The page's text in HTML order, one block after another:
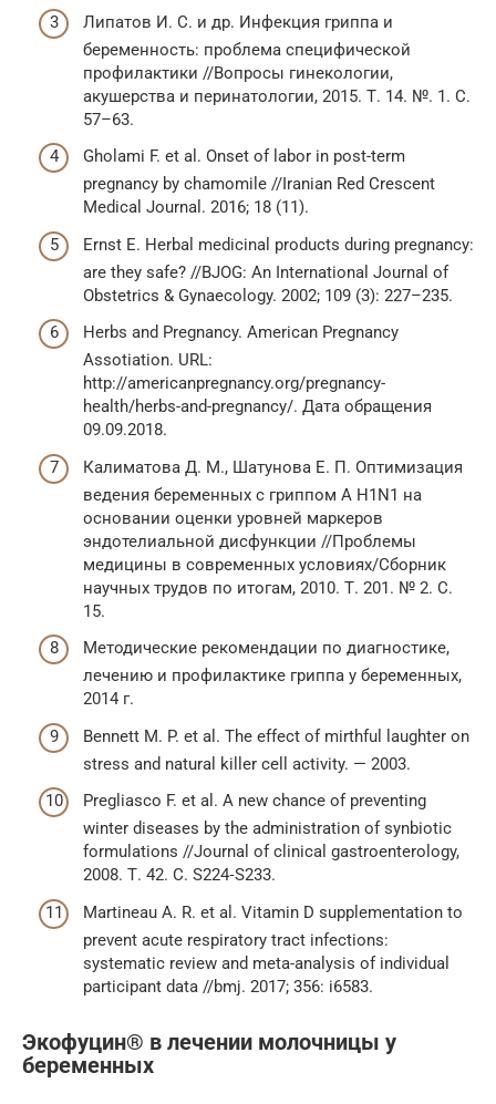
Липатов И. С. и др. Инфекция гриппа и
беременность: проблема специфической
профилактики //Вопросы гинекологии,
акушерства и перинатологии, 2015. Т. 14. №. 1. С.
57–63.
Gholami F. et al. Onset of labor in post-term
pregnancy by chamomile //Iranian Red Crescent
Medical Journal. 2016; 18 (11).
Ernst E. Herbal medicinal products during pregnancy:
are they safe? //BJOG: An International Journal of
Obstetrics & Gynaecology. 2002; 109 (3): 227–235.
Herbs and Pregnancy. American Pregnancy
Assotiation. URL:
http://americanpregnancy.org/pregnancy-
health/herbs-and-pregnancy/. Дата обращения
09.09.2018.
Калиматова Д. М., Шатунова Е. П. Оптимизация
ведения беременных с гриппом А H1N1 на
основании оценки уровней маркеров
эндотелиальной дисфункции //Проблемы
медицины в современных условиях/Сборник
научных трудов по итогам, 2010. Т. 201. № 2. С.
15.
Методические рекомендации по диагностике,
лечению и профилактике гриппа у беременных,
2014 г.
Bennett M. P. et al. The effect of mirthful laughter on
stress and natural killer cell activity. — 2003.
Pregliasco F. et al. A new chance of preventing
winter diseases by the administration of synbiotic
formulations //Journal of clinical gastroenterology,
2008. Т. 42. С. S224‑S233.
Martineau A. R. et al. Vitamin D supplementation to
prevent acute respiratory tract infections:
systematic review and meta-analysis of individual
participant data //bmj. 2017; 356: i6583.
Экофуцин® в лечении молочницы у
беременных